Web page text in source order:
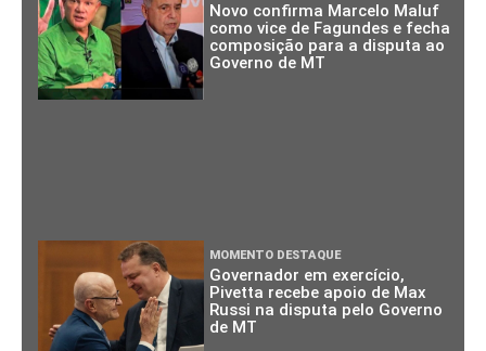
Novo confirma Marcelo Maluf
como vice de Fagundes e fecha
composição para a disputa ao
Governo de MT
MOMENTO DESTAQUE
Governador em exercício,
Pivetta recebe apoio de Max
Russi na disputa pelo Governo
de MT